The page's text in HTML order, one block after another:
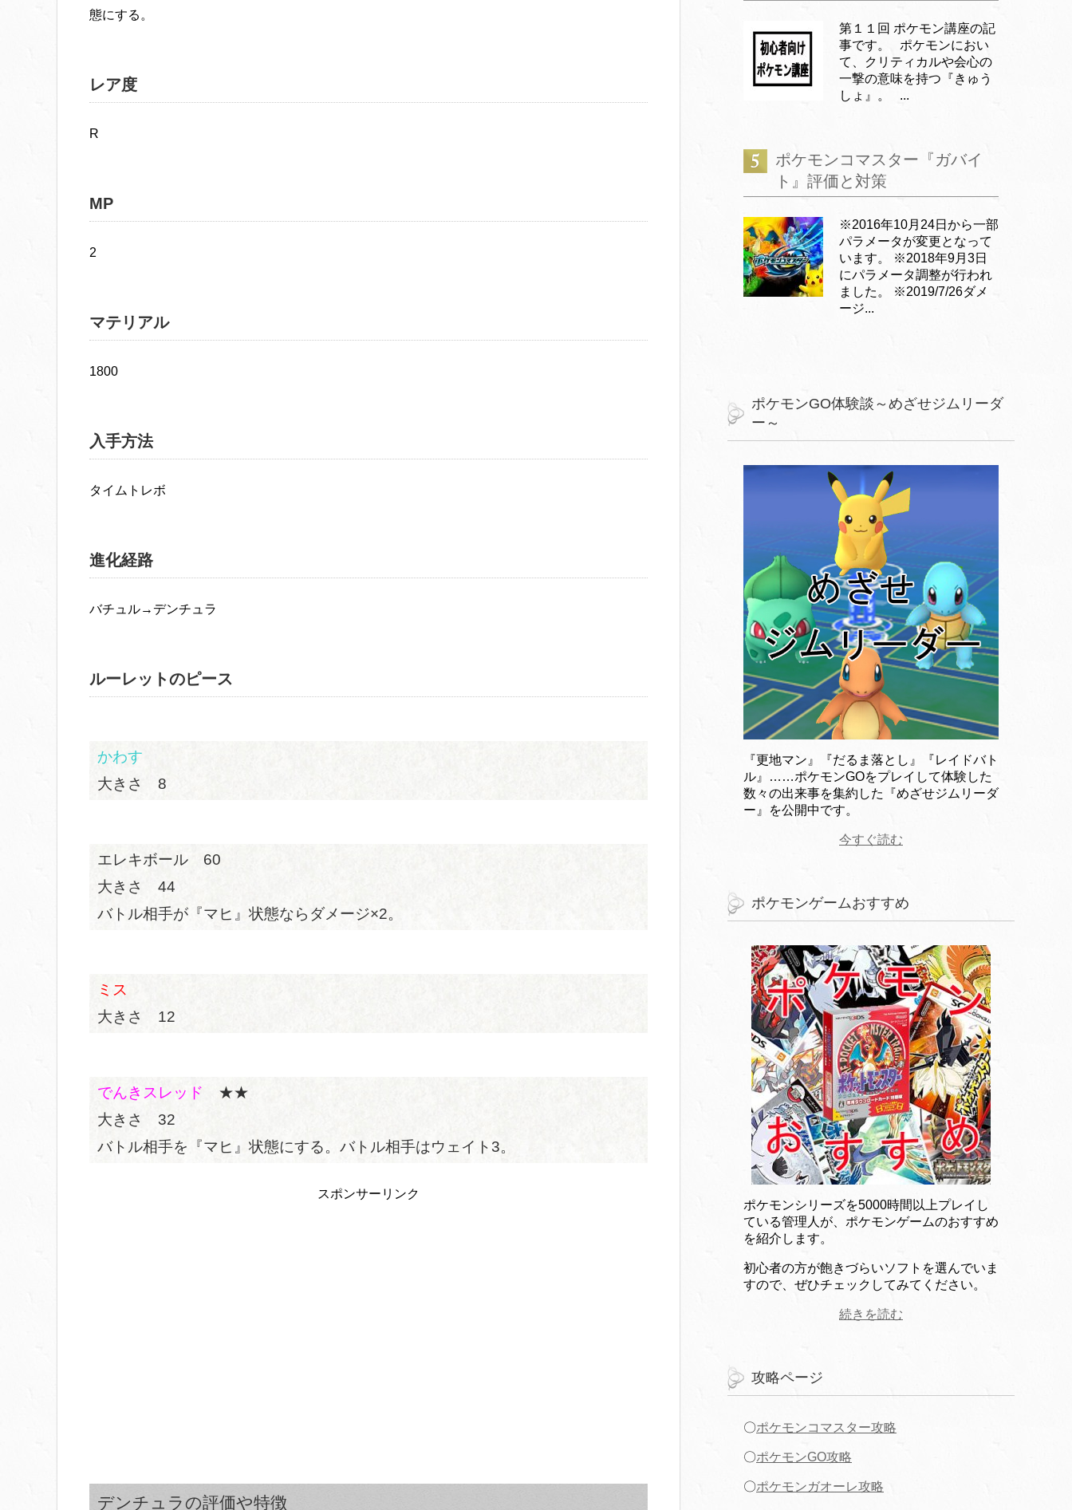
態にする。
レア度
R
MP
2
マテリアル
1800
入手方法
タイムトレボ
進化経路
バチュル→デンチュラ
ルーレットのピース
かわす
大きさ 8
エレキボール 60
大きさ 44
バトル相手が『マヒ』状態ならダメージ×2。
ミス
大きさ 12
でんきスレッド ★★
大きさ 32
バトル相手を『マヒ』状態にする。バトル相手はウェイト3。
スポンサーリンク
デンチュラの評価や特徴
第１１回 ポケモン講座の記
事です。 ポケモンにおい
て、クリティカルや会心の
一撃の意味を持つ『きゅう
しょ』。 ...
ポケモンコマスター『ガバイ
ト』評価と対策
※2016年10月24日から一部
パラメータが変更となって
います。 ※2018年9月3日
にパラメータ調整が行われ
ました。 ※2019/7/26ダメ
ージ...
ポケモンGO体験談～めざせジムリーダ
ー～
『更地マン』『だるま落とし』『レイドバト
ル』……ポケモンGOをプレイして体験した
数々の出来事を集約した『めざせジムリーダ
ー』を公開中です。
今すぐ読む
ポケモンゲームおすすめ
ポケモンシリーズを5000時間以上プレイし
ている管理人が、ポケモンゲームのおすすめ
を紹介します。
初心者の方が飽きづらいソフトを選んでいま
すので、ぜひチェックしてみてください。
続きを読む
攻略ページ
〇ポケモンコマスター攻略
〇ポケモンGO攻略
〇ポケモンガオーレ攻略